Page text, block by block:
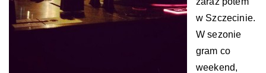
w Szczecinie.
W sezonie
gram co
weekend,